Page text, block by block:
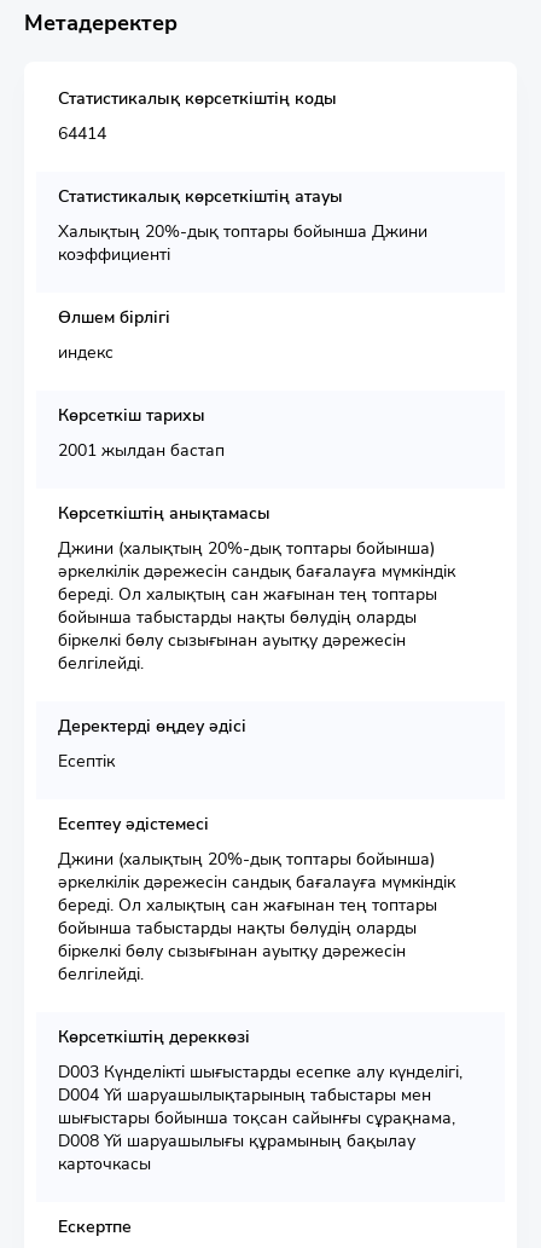
Метадеректер
Статистикалық көрсеткіштің коды
64414
Статистикалық көрсеткіштің атауы
Халықтың 20%-дық топтары бойынша Джини
коэффициенті
Өлшем бірлігі
индекс
Көрсеткіш тарихы
2001 жылдан бастап
Көрсеткіштің анықтамасы
Джини (халықтың 20%-дық топтары бойынша)
әркелкілік дәрежесін сандық бағалауға мүмкіндік
береді. Ол халықтың сан жағынан тең топтары
бойынша табыстарды нақты бөлудің оларды
біркелкі бөлу сызығынан ауытқу дәрежесін
белгілейді.
Деректерді өңдеу әдісі
Есептік
Есептеу әдістемесі
Джини (халықтың 20%-дық топтары бойынша)
әркелкілік дәрежесін сандық бағалауға мүмкіндік
береді. Ол халықтың сан жағынан тең топтары
бойынша табыстарды нақты бөлудің оларды
біркелкі бөлу сызығынан ауытқу дәрежесін
белгілейді.
Көрсеткіштің дереккөзі
D003 Күнделікті шығыстарды есепке алу күнделігі,
D004 Үй шаруашылықтарының табыстары мен
шығыстары бойынша тоқсан сайынғы сұрақнама,
D008 Үй шаруашылығы құрамының бақылау
карточкасы
Ескертпе